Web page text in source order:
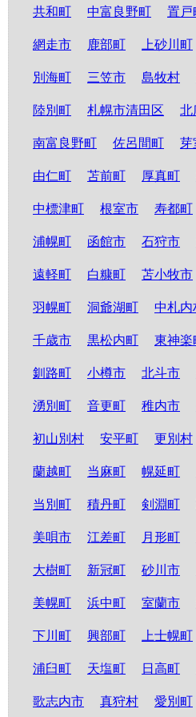
共和町 中富良野町 置戸
網走市 鹿部町 上砂川町
別海町 三笠市 島牧村
陸別町 札幌市清田区 北
南富良野町 佐呂間町 芽
由仁町 苫前町 厚真町
中標津町 根室市 寿都町
浦幌町 函館市 石狩市
遠軽町 白糠町 苫小牧市
羽幌町 洞爺湖町 中札内
千歳市 黒松内町 東神楽
釧路町 小樽市 北斗市
湧別町 音更町 稚内市
初山別村 安平町 更別村
蘭越町 当麻町 幌延町
当別町 積丹町 剣淵町
美唄市 江差町 月形町
大樹町 新冠町 砂川市
美幌町 浜中町 室蘭市
下川町 興部町 上士幌町
浦臼町 天塩町 日高町
歌志内市 真狩村 愛別町